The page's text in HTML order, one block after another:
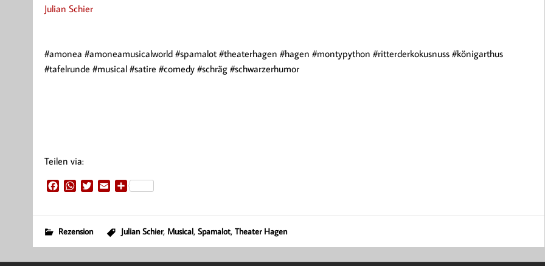
Julian Schier
#amonea #amoneamusicalworld #spamalot #theaterhagen #hagen #montypython #ritterderkokusnuss #königarthus
#tafelrunde #musical #satire #comedy #schräg #schwarzerhumor
Teilen via:
b
o
W
s
A
t
e
l
T
e
n
Rezension Julian Schier, Musical, Spamalot, Theater Hagen